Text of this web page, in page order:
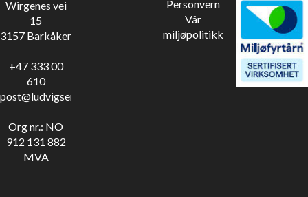
Wirgenes vei
15
3157 Barkåker
+47 333 00
610
post@ludvigsen.no
Org nr.: NO
912 131 882
MVA
Personvern
Vår
miljøpolitikk